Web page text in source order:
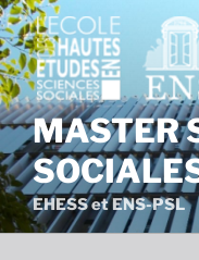
Aller
au
contenu
principal
MASTER
EHESS et ENS-PSL